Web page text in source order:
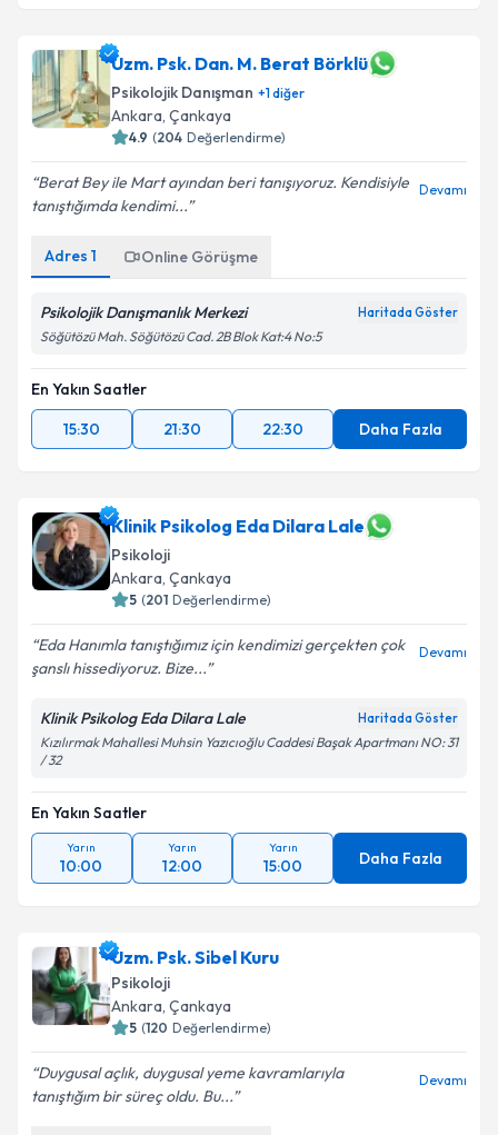
Uzm. Psk. Dan. M. Berat Börklü
Psikolojik Danışman +1diğer
Ankara, Çankaya
4.9 (204 Değerlendirme)
Berat Bey ile Mart ayından beri tanışıyoruz. Kendisiyle
tanıştığımda kendimi...
Devamı
Adres 1 Online Görüşme
Psikolojik Danışmanlık Merkezi Haritada Göster
Söğütözü Mah. Söğütözü Cad. 2B Blok Kat:4 No:5
En Yakın Saatler
15:30
21:30 22:30 Daha Fazla
Klinik Psikolog Eda Dilara Lale
Psikoloji
Ankara, Çankaya
5 (201 Değerlendirme)
Eda Hanımla tanıştığımız için kendimizi gerçekten çok
şanslı hissediyoruz. Bize...
Devamı
Klinik Psikolog Eda Dilara Lale Haritada Göster
Kızılırmak Mahallesi Muhsin Yazıcıoğlu Caddesi Başak Apartmanı NO: 31
/ 32
En Yakın Saatler
Yarın
10:00
Yarın
12:00
Yarın
15:00 Daha Fazla
Uzm. Psk. Sibel Kuru
Psikoloji
Ankara, Çankaya
5 (120 Değerlendirme)
Duygusal açlık, duygusal yeme kavramlarıyla
tanıştığım bir süreç oldu. Bu...
Devamı